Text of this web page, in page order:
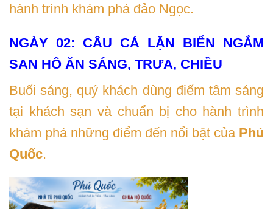
hành trình khám phá đảo Ngọc.
NGÀY 02: CÂU CÁ LẶN BIỂN NGẮM
SAN HÔ ĂN SÁNG, TRƯA, CHIỀU
Buổi sáng, quý khách dùng điểm tâm sáng
tại khách sạn và chuẩn bị cho hành trình
khám phá những điểm đến nổi bật của Phú
Quốc.